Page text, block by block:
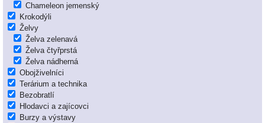
Chameleon jemenský
Krokodýli
Želvy
Želva zelenavá
Želva čtyřprstá
Želva nádherná
Obojživelníci
Terárium a technika
Bezobratlí
Hlodavci a zajícovci
Burzy a výstavy